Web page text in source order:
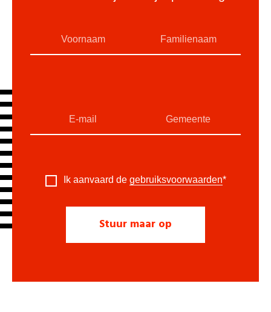
Ik aanvaard de gebruiksvoorwaarden*